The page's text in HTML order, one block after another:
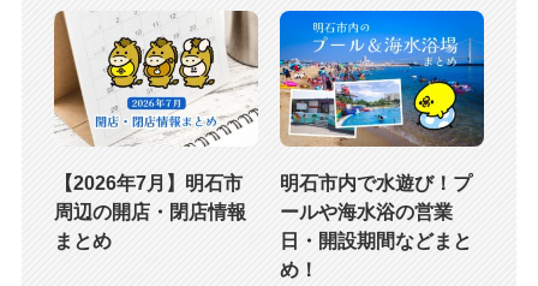
【2026年7月】明石市
周辺の開店・閉店情報
まとめ
明石市内で水遊び！プ
ールや海水浴の営業
日・開設期間などまと
め！